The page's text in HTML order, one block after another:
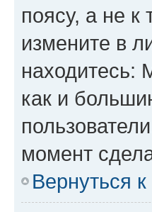
поясу, а не к
измените в
находитесь:
как и
момент
Вернуться